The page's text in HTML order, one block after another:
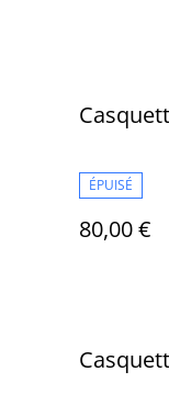
ÉPUISÉ
80,00 €